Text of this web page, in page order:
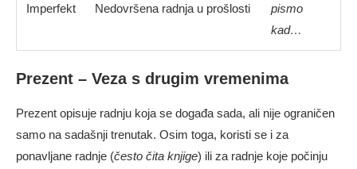
Imperfekt Nedovršena radnja u prošlosti
pismo
kad…
Prezent – Veza s drugim vremenima
Prezent opisuje radnju koja se događa sada, ali nije ograničen
samo na sadašnji trenutak. Osim toga, koristi se i za
ponavljane radnje (često čita knjige) ili za radnje koje počinju